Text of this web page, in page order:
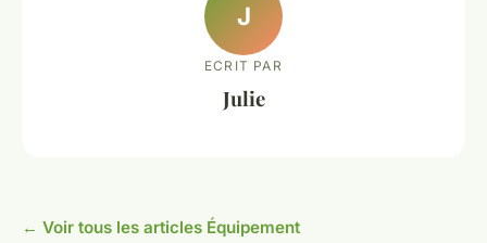
J
ECRIT PAR
Julie
← Voir tous les articles Équipement